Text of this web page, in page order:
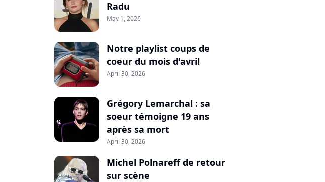
Radu
May 1, 2026
Notre playlist coups de
coeur du mois d'avril
April 30, 2026
Grégory Lemarchal : sa
soeur témoigne 19 ans
après sa mort
April 30, 2026
Michel Polnareff de retour
sur scène